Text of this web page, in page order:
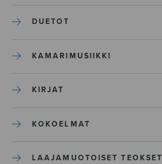
DUETOT
KAMARIMUSIIKKI
KIRJAT
KOKOELMAT
LAAJAMUOTOISET TEOKSET